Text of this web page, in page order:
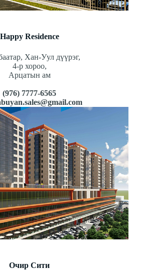
Happy Residence
Хан-Уул дүүрэг,
4-р хороо,
Арцатын ам
(976) 7777-6565
Очир Сити